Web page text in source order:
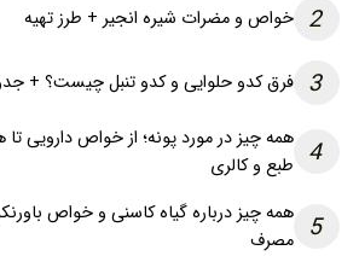
2 خواص و مضرات شیره انجیر + طرز تهیه
3 فرق کدو حلوایی و کدو تنبل چیست؟ +
4 همه چیز در مورد پونه؛ از خواص دارویی
طبع و کالری
5
همه چیز درباره گیاه کاسنی و خواص
مصرف